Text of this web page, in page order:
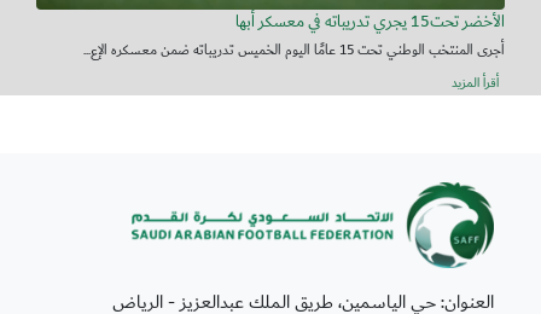
الأخضر تحت15 يجري تدريباته في معسكر أبها
أجرى المنتخب الوطني تحت 15 عامًا اليوم الخميس تدريباته ضمن معسكره الإع...
أقرأ المزيد
العنوان: حي الياسمين، طريق الملك عبدالعزيز - الرياض